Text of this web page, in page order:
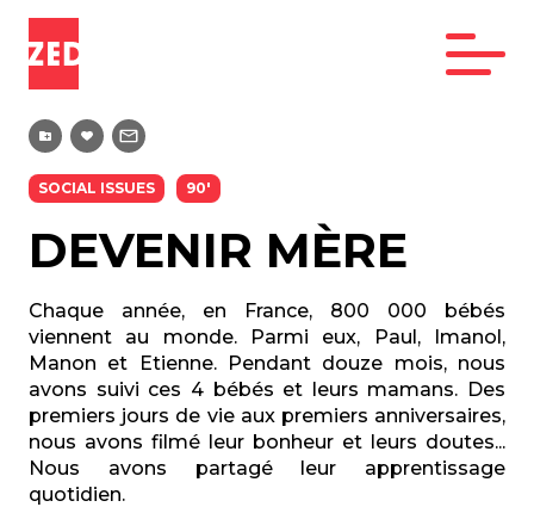
SOCIAL ISSUES 90'
DEVENIR MÈRE
Chaque année, en France, 800 000 bébés
viennent au monde. Parmi eux, Paul, Imanol,
Manon et Etienne. Pendant douze mois, nous
avons suivi ces 4 bébés et leurs mamans. Des
premiers jours de vie aux premiers anniversaires,
nous avons filmé leur bonheur et leurs doutes...
Nous avons partagé leur apprentissage
quotidien.